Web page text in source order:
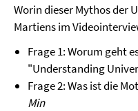
Worin dieser Mythos der
Martiens im
Frage 1: Worum geht
"Understanding
Frage 2: Was ist die
Min